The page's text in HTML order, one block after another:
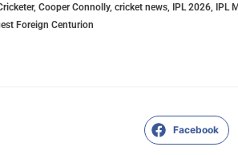
, Cooper Connolly, cricket news, IPL 2026, IPL
Foreign Centurion
Facebook